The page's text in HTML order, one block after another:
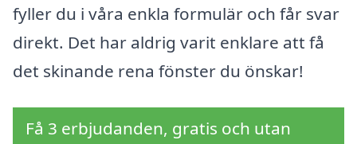
fyller du i våra enkla formulär och får svar
direkt. Det har aldrig varit enklare att få
det skinande rena fönster du önskar!
Få 3 erbjudanden, gratis och utan